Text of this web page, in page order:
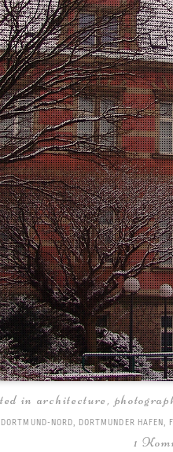
in architecture,
DORTMUND-NORD, DORTMUNDER HAFEN,
1